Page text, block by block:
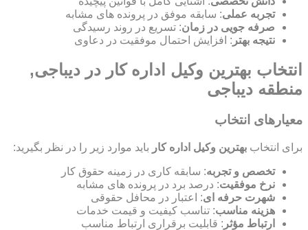
تجربه عملی: سابقه موفق در پرونده های مشابه
صرفه جویی در زمان: تسریع در روند رسیدگی
نتیجه بهتر : افزایش احتمال موفقیت در دعاوی
انتخاب بهترین وکیل اداره کار در دیباجی,
منطقه دیباجی
معیارهای انتخاب
برای انتخاب بهترین وکیل اداره کار باید موارد زیر را در نظر بگیرید:
تخصص و تجربه: سابقه کاری در زمینه حقوق کار
نرخ موفقیت: درصد برد در پرونده های مشابه
شهرت حرفه ای: اعتبار در محافل حقوقی
هزینه مناسب: تناسب کیفیت و قیمت خدمات
ارتباط مؤثر : قابلیت برقراری ارتباط مناسب